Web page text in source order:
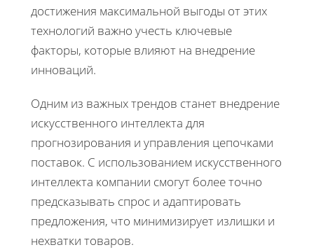
достижения максимальной выгоды от этих
технологий важно учесть ключевые
факторы, которые влияют на внедрение
инноваций.
Одним из важных трендов станет внедрение
искусственного интеллекта для
прогнозирования и управления цепочками
поставок. С использованием искусственного
интеллекта компании смогут более точно
предсказывать спрос и адаптировать
предложения, что минимизирует излишки и
нехватки товаров.